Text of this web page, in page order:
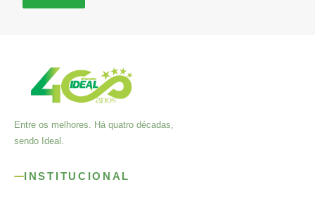
Entre os melhores. Há quatro décadas,
sendo Ideal.
INSTITUCIONAL